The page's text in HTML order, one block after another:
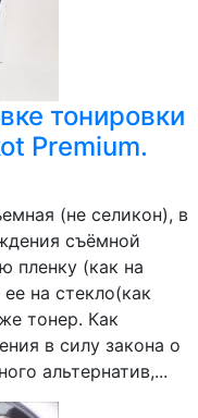
тонировки
Premium.
(не селикон), в
съёмной
пленку (как на
на стекло(как
тонер. Как
в силу закона о
альтернатив,...